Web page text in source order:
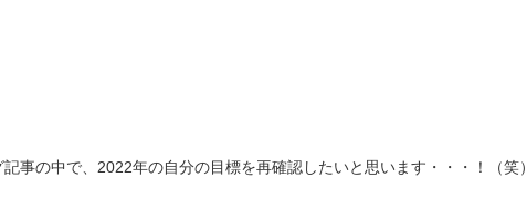
事の中で、2022年の自分の目標を再確認したいと思います・・・！（笑）